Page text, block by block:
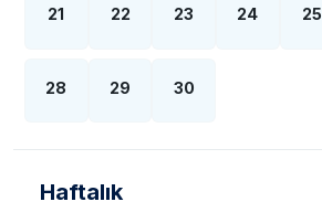
21 22 23 24 25
28 29 30
Haftalık